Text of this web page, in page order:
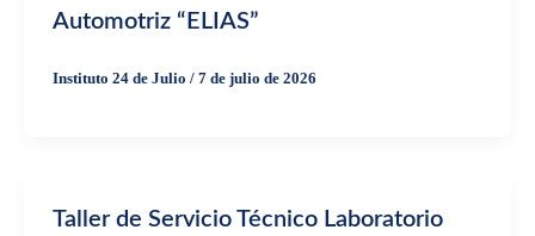
Automotriz “ELIAS”
Instituto 24 de Julio / 7 de julio de 2026
Taller de Servicio Técnico Laboratorio